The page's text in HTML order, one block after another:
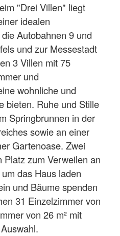
"Drei Villen" liegt
idealen
Autobahnen 9 und
und zur Messestadt
3 Villen mit 75
und
wohnliche und
bieten. Ruhe und Stille
Springbrunnen in der
sowie an einer
Gartenoase. Zwei
Platz zum Verweilen an
das Haus laden
und Bäume spenden
31 Einzelzimmer von
von 26 m² mit